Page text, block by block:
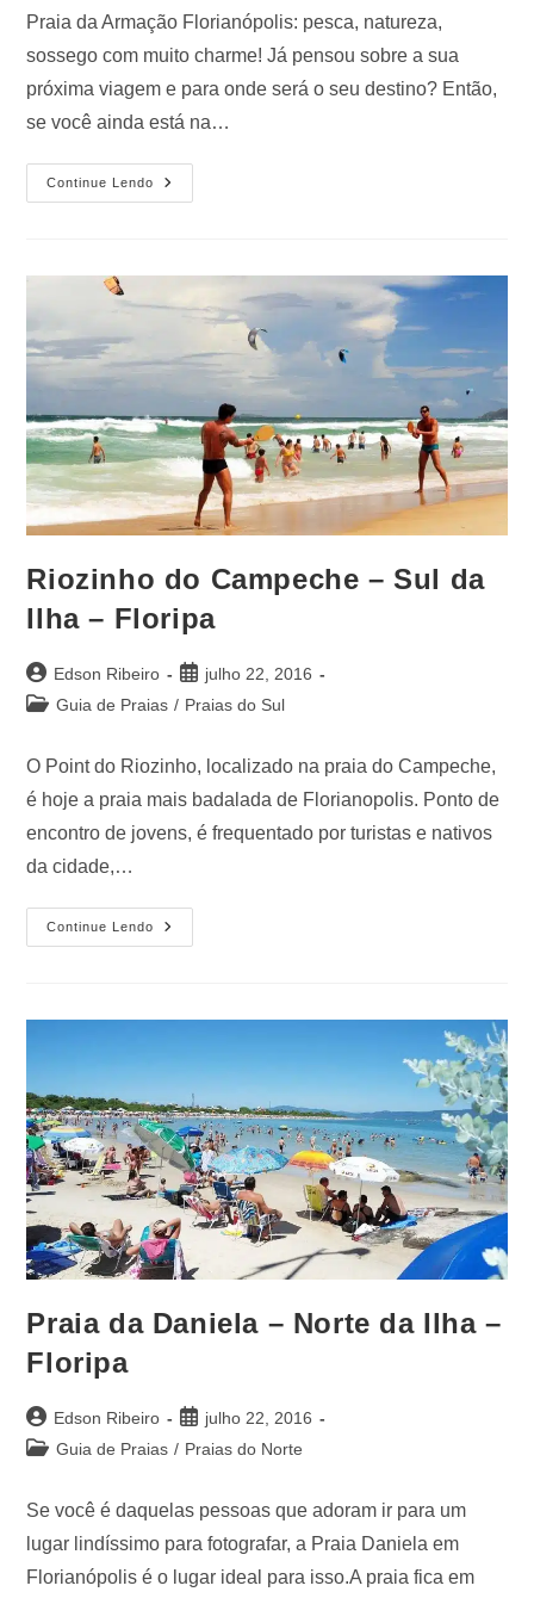
Praia da Armação Florianópolis: pesca, natureza,
sossego com muito charme! Já pensou sobre a sua
próxima viagem e para onde será o seu destino? Então,
se você ainda está na…
Continue Lendo
Riozinho do Campeche – Sul da
Ilha – Floripa
Edson Ribeiro
julho 22, 2016
Guia de Praias / Praias do Sul
O Point do Riozinho, localizado na praia do Campeche,
é hoje a praia mais badalada de Florianopolis. Ponto de
encontro de jovens, é frequentado por turistas e nativos
da cidade,…
Continue Lendo
Praia da Daniela – Norte da Ilha –
Floripa
Edson Ribeiro
julho 22, 2016
Guia de Praias / Praias do Norte
Se você é daquelas pessoas que adoram ir para um
lugar lindíssimo para fotografar, a Praia Daniela em
Florianópolis é o lugar ideal para isso.A praia fica em